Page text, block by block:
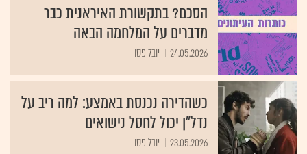
הסכם? בתקשורת האיראנית כבר
מדברים על המלחמה הבאה
24.05.2026 יובל פסו
כשהדירה נכנסת באמצע: למה ריב על
נדל"ן יכול לחסל נישואים
23.05.2026 יובל פסו